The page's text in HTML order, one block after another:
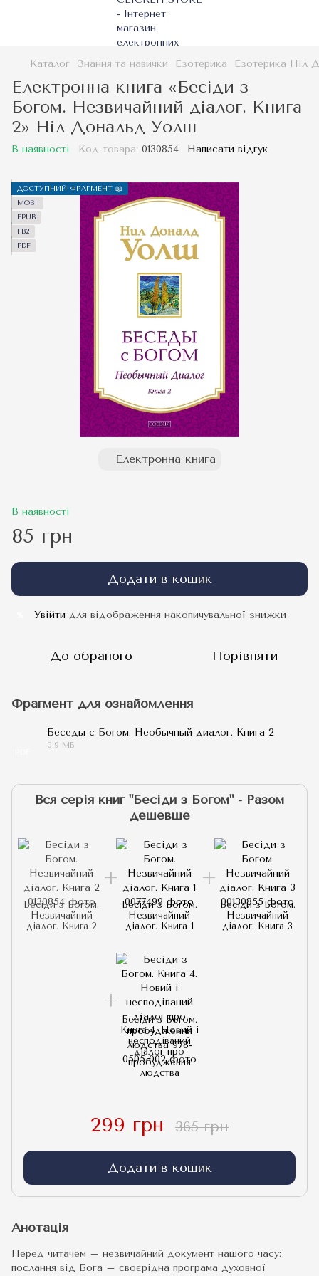
Каталог Знання та навички Езотерика Езотерика Ніл
Електронна книга «Бесіди з
Богом. Незвичайний діалог. Книга
2» Ніл Дональд Уолш
В наявності Код товара: 0130854 Написати відгук
ДОСТУПНИЙ ФРАГМЕНТ 📖
MOBI
EPUB
FB2
PDF
Електронна книга
В наявності
85 грн
Додати в кошик
Увійти для відображення накопичувальної знижки
До обраного Порівняти
Фрагмент для ознайомлення
Беседы с Богом. Необычный диалог. Книга 2
0.9 МБ
Вся серія книг "Бесіди з Богом" - Разом
дешевше
Бесіди з Богом.
Незвичайний
діалог. Книга 2
Бесіди з Богом.
Незвичайний
діалог. Книга 1
Бесіди з Богом.
Незвичайний
діалог. Книга 3
Бесіди з Богом.
Книга 4. Новий і
несподіваний
діалог про
пробудження
людства
299 грн 365 грн
Додати в кошик
Анотація
Перед читачем – незвичайний документ нашого часу:
послання від Бога – своєрідна програма духовної